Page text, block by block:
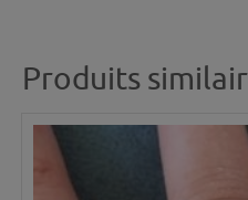
Produits